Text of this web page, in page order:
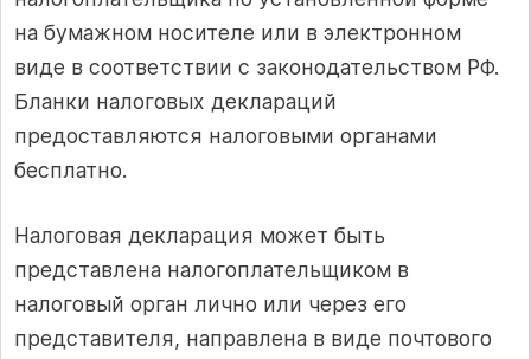
на бумажном носителе или в электронном
виде в соответствии с законодательством РФ.
Бланки налоговых деклараций
предоставляются налоговыми органами
бесплатно.
Налоговая декларация может быть
представлена налогоплательщиком в
налоговый орган лично или через его
представителя, направлена в виде почтового